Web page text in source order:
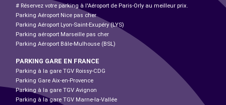
# Réservez votre parking à l'Aéroport de Paris-Orly au meilleur prix.
Parking Aéroport Nice pas cher
Parking Aéroport Lyon-Saint-Exupéry (LYS)
Parking aéroport Marseille pas cher
Parking Aéroport Bâle-Mulhouse (BSL)
PARKING GARE EN FRANCE
Parking à la gare TGV Roissy-CDG
Parking Gare Aix-en-Provence
Parking à la gare TGV Avignon
Parking à la gare TGV Marne-la-Vallée